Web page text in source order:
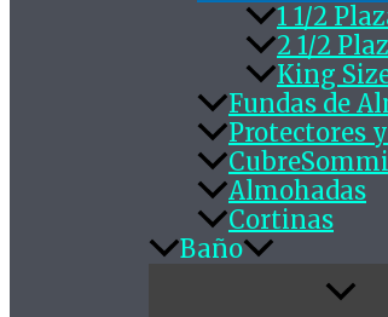
1 1/2
2 1/2
King
Fundas de
Protectores
Almohadas
Cortinas
Baño